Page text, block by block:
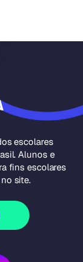
escolares
Alunos e
fins escolares
site.